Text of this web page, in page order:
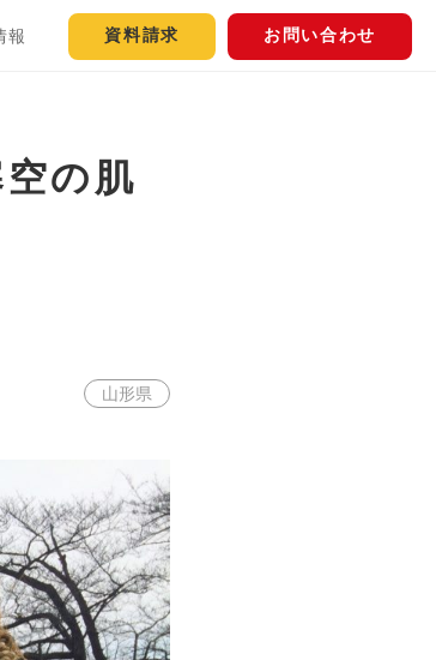
報 資料請求 お問い合わせ
の肌
山形県